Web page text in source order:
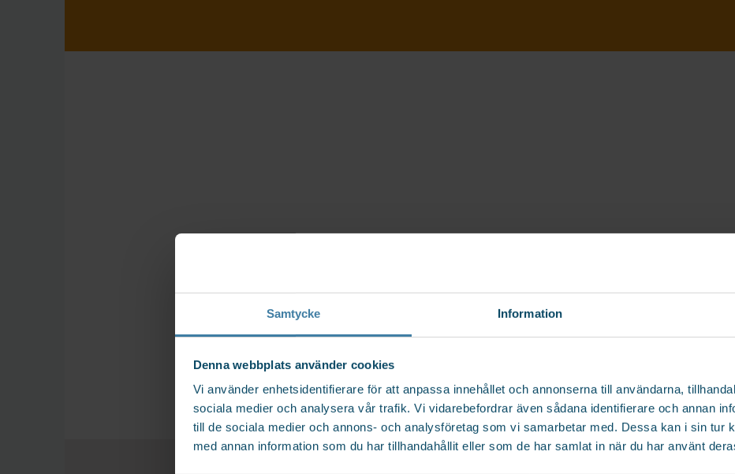
Samtycke Information
Denna webbplats använder cookies
Vi använder enhetsidentifierare för att anpassa innehållet och annonserna till användarna,
sociala medier och analysera vår trafik. Vi vidarebefordrar även sådana identifierare och annan
till de sociala medier och annons- och analysföretag som vi samarbetar med. Dessa kan i sin tur
med annan information som du har tillhandahållit eller som de har samlat in när du har använt